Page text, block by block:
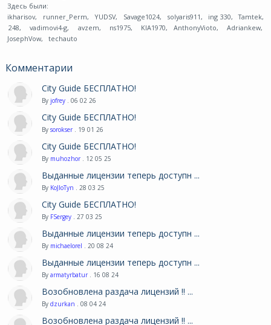
Здесь были:
ikharisov, runner_Perm, YUDSV, Savage1024, solyaris911 , ing 330, Tamtek,
248, vadimovi4-g, avzem, ns1975, KIA1970, AnthonyVioto, Adriankew,
JosephVow, techauto
Комментарии
City Guide БЕСПЛАТНО!
By jofrey . 06 02 26
City Guide БЕСПЛАТНО!
By sorokser . 19 01 26
City Guide БЕСПЛАТНО!
By muhozhor . 12 05 25
Выданные лицензии теперь доступн ...
By KoJIoTyn . 28 03 25
City Guide БЕСПЛАТНО!
By FSergey . 27 03 25
Выданные лицензии теперь доступн ...
By michaelorel . 20 08 24
Выданные лицензии теперь доступн ...
By armatyrbatur . 16 08 24
Возобновлена раздача лицензий !! ...
By dzurkan . 08 04 24
Возобновлена раздача лицензий !! ...